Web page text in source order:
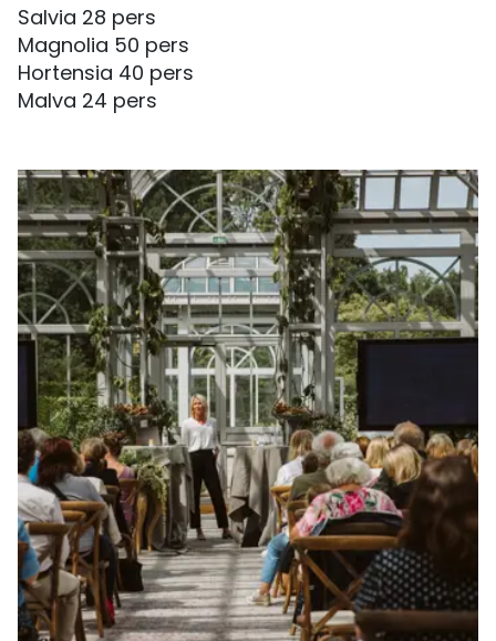
Salvia 28 pers
Magnolia 50 pers
Hortensia 40 pers
Malva 24 pers